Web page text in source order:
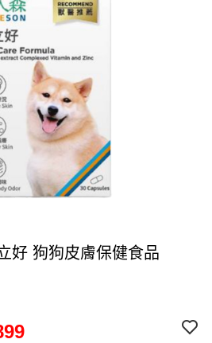
好 狗狗皮膚保健食品